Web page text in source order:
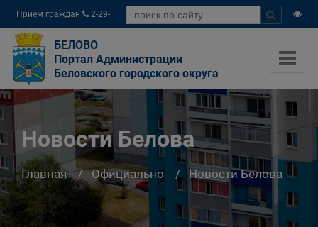
Прием граждан
2-29-
04
БЕЛОВО
Портал Администрации
Беловского городского округа
Новости Белова
Главная Официально Новости Белова